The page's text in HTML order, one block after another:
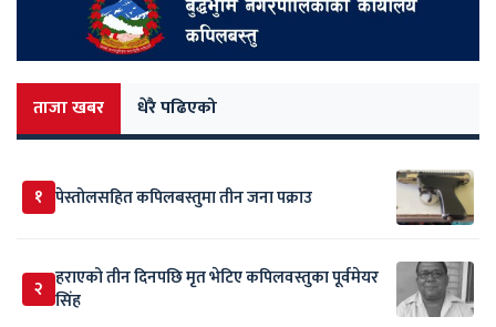
ताजा खबर धेरै पढिएको
१ पेस्तोलसहित कपिलबस्तुमा तीन जना पक्राउ
२ हराएको तीन दिनपछि मृत भेटिए कपिलवस्तुका पूर्वमेयर
सिंह